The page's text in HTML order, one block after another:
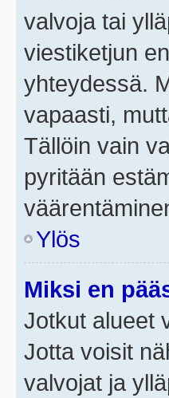
valvoja tai
viestiketjun
yhteydessä.
vapaasti,
Tällöin vain
pyritään
Ylös
Miksi en
Jotkut alueet
Jotta voisit
valvojat ja